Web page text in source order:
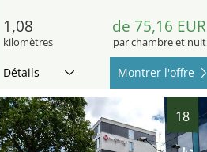
1,08
kilomètres
de 75,16 EUR
par chambre et nuit
Détails Montrer l'offre
18